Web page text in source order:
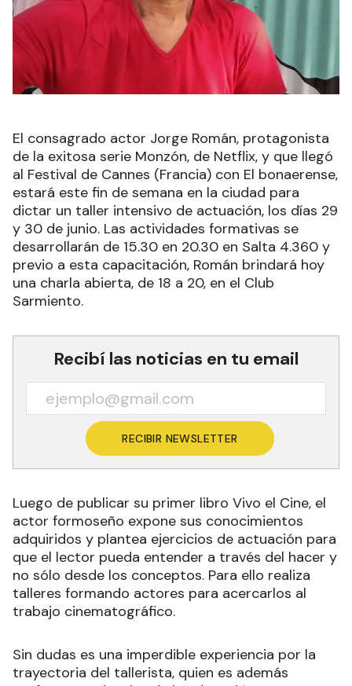
El consagrado actor Jorge Román, protagonista
de la exitosa serie Monzón, de Netflix, y que llegó
al Festival de Cannes (Francia) con El bonaerense,
estará este fin de semana en la ciudad para
dictar un taller intensivo de actuación, los días 29
y 30 de junio. Las actividades formativas se
desarrollarán de 15.30 en 20.30 en Salta 4.360 y
previo a esta capacitación, Román brindará hoy
una charla abierta, de 18 a 20, en el Club
Sarmiento.
Recibí las noticias en tu email
RECIBIR NEWSLETTER
Luego de publicar su primer libro Vivo el Cine, el
actor formoseño expone sus conocimientos
adquiridos y plantea ejercicios de actuación para
que el lector pueda entender a través del hacer y
no sólo desde los conceptos. Para ello realiza
talleres formando actores para acercarlos al
trabajo cinematográfico.
Sin dudas es una imperdible experiencia por la
trayectoria del tallerista, quien es además